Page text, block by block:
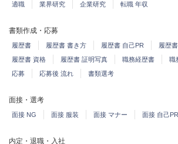
適職 業界研究 企業研究 転職 年収
書類作成・応募
履歴書 履歴書 書き方 履歴書 自己PR
履歴
履歴書 資格
履歴書 証明写真 職務経歴書
職
応募
応募後 流れ 書類選考
面接・選考
面接 NG 面接 服装 面接 マナー 面接 自己PR
内定・退職・入社